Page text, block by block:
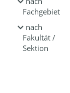
Fachgebiet
nach
Fakultät /
Sektion